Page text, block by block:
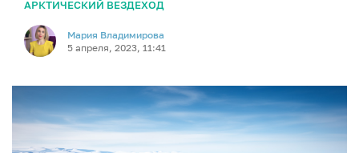
АРКТИЧЕСКИЙ ВЕЗДЕХОД
Мария Владимирова
5 апреля, 2023, 11:41